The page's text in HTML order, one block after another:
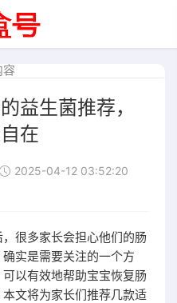
容
益生菌推荐，
在
2025-04-12 03:52:20
很多家长会担心他们的肠
实是需要关注的一个方
以有效地帮助宝宝恢复肠
文将为家长们推荐几款适